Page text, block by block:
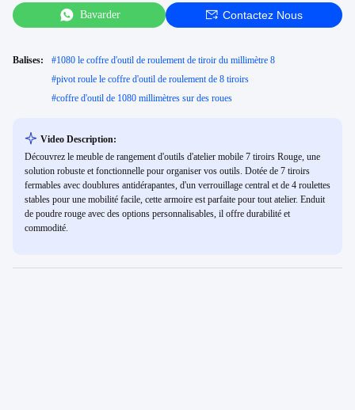
Bavarder Contactez Nous
Balises: #1080 le coffre d'outil de roulement de tiroir du millimètre 8
#pivot roule le coffre d'outil de roulement de 8 tiroirs
#coffre d'outil de 1080 millimètres sur des roues
Video Description:
Découvrez le meuble de rangement d'outils d'atelier mobile 7 tiroirs Rouge, une
solution robuste et fonctionnelle pour organiser vos outils. Dotée de 7 tiroirs
fermables avec doublures antidérapantes, d'un verrouillage central et de 4 roulettes
stables pour une mobilité facile, cette armoire est parfaite pour tout atelier. Enduit
de poudre rouge avec des options personnalisables, il offre durabilité et
commodité.